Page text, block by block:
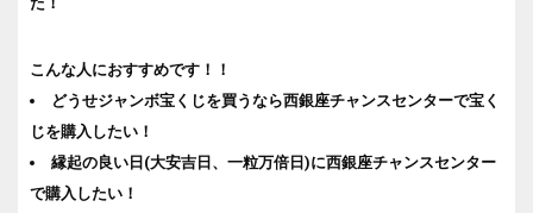
こんな人におすすめです！！
どうせジャンボ宝くじを買うなら西銀座チャンスセンターで宝く
じを購入したい！
縁起の良い日(大安吉日、一粒万倍日)に西銀座チャンスセンター
で購入したい！